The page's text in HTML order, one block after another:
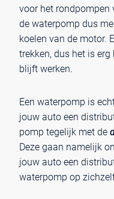
voor het rondpompen
de waterpomp dus
koelen van de motor.
trekken, dus het is
blijft werken.
Een waterpomp is
jouw auto een
pomp tegelijk met de
Deze gaan namelijk
jouw auto een
waterpomp op